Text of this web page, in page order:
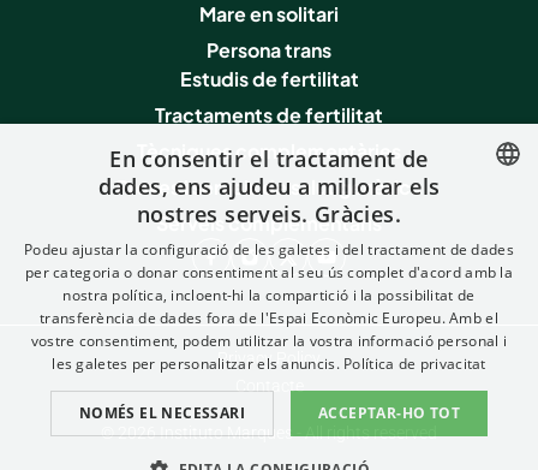
Mare en solitari
Persona trans
Estudis de fertilitat
Tractaments de fertilitat
Tècniques complementàries
Proves i serveis de salut genètica
Serveis complementaris
Privacy Policy
© 2026 Instituto Marques - All rights reserved
FRENCH
ENGLISH
ITALIAN
CATALAN
En consentir el tractament de
dades, ens ajudeu a millorar els
nostres serveis. Gràcies.
Podeu ajustar la configuració de les galetes i del tractament de dades
per categoria o donar consentiment al seu ús complet d'acord amb la
nostra política, incloent-hi la compartició i la possibilitat de
transferència de dades fora de l'Espai Econòmic Europeu. Amb el
vostre consentiment, podem utilitzar la vostra informació personal i
les galetes per personalitzar els anuncis. Política de privacitat
ACCEPTAR-HO TOT
NOMÉS EL NECESSARI